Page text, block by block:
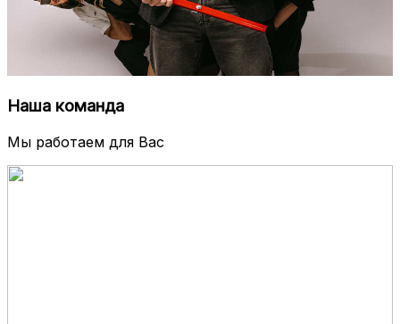
Наша команда
Мы работаем для Вас